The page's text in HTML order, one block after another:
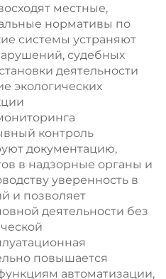
местные,
нормативы по
системы устраняют
судебных
деятельности
экологических
контроль
документацию,
в надзорные органы и
уверенность в
и позволяет
деятельности без
повышается
автоматизации,